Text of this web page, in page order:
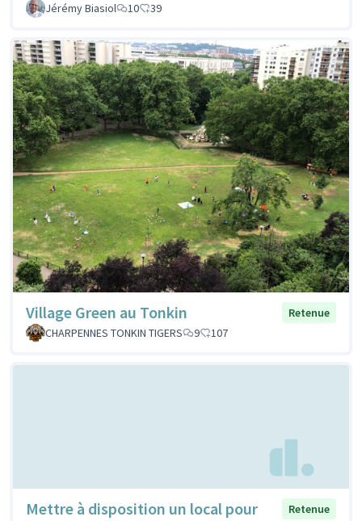
Jérémy Biasiol 10 39
Village Green au Tonkin
Retenue
CHARPENNES TONKIN TIGERS
9 107
Mettre à disposition un local pour
Retenue